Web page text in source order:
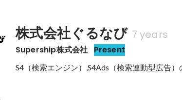
株式会社ぐるなび 7 years
Supership株式会社 Present
S4（検索エンジン）,S4Ads（検索連動型広告